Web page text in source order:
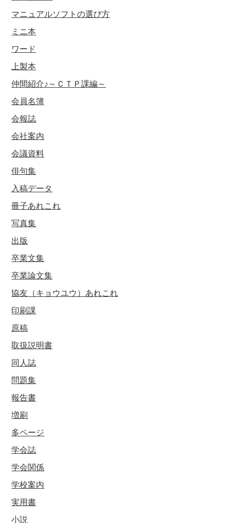
マニュアルソフトの選び方
ミニ本
ワード
上製本
仲間紹介♪～ＣＴＰ課編～
会員名簿
会報誌
会社案内
会議資料
俳句集
入稿データ
冊子あれこれ
写真集
出版
卒業文集
卒業論文集
協友（キョウユウ）あれこれ
印刷課
原稿
取扱説明書
同人誌
問題集
報告書
増刷
多ページ
学会誌
学会関係
学校案内
実用書
小説